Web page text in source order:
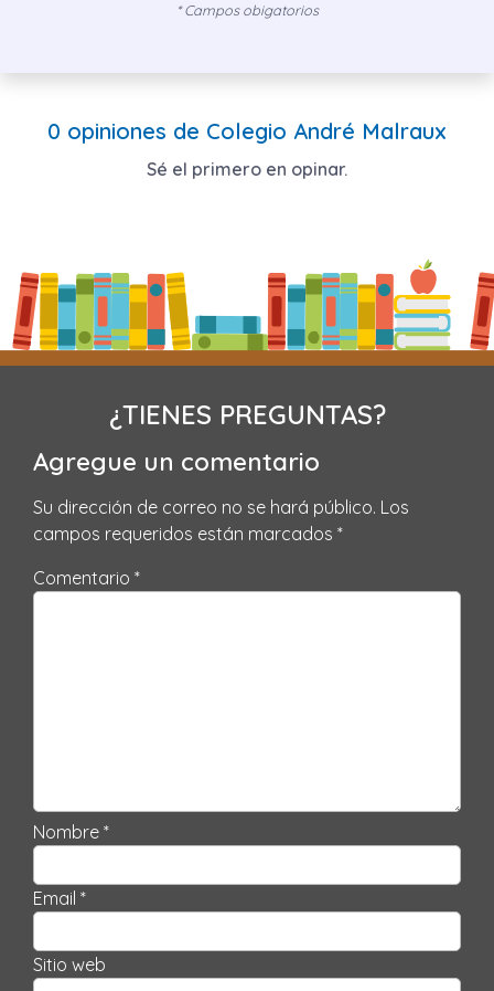
* Campos obigatorios
0 opiniones de Colegio André Malraux
Sé el primero en opinar.
¿TIENES PREGUNTAS?
Agregue un comentario
Su dirección de correo no se hará público. Los
campos requeridos están marcados *
Comentario *
Nombre *
Email *
Sitio web